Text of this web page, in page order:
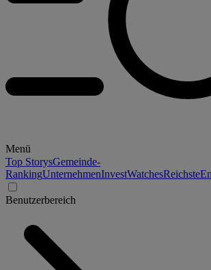
Menü
Top StorysGemeinde-
RankingUnternehmenInvestWatchesReichste
Benutzerbereich